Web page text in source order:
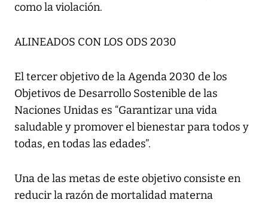
como la violación.
ALINEADOS CON LOS ODS 2030
El tercer objetivo de la Agenda 2030 de los
Objetivos de Desarrollo Sostenible de las
Naciones Unidas es “Garantizar una vida
saludable y promover el bienestar para todos y
todas, en todas las edades”.
Una de las metas de este objetivo consiste en
reducir la razón de mortalidad materna